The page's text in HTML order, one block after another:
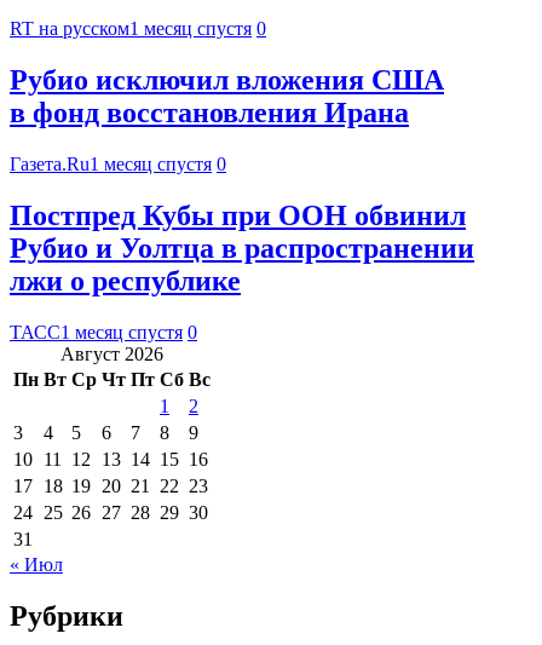
RT на русском1 месяц спустя 0
Рубио исключил вложения США
в фонд восстановления Ирана
Газета.Ru1 месяц спустя 0
Постпред Кубы при ООН обвинил
Рубио и Уолтца в распространении
лжи о республике
ТАСС1 месяц спустя 0
Август 2026
Пн Вт Ср Чт Пт Сб Вс
1
2
3
4 5 6 7 8
9
10 11 12 13 14 15 16
17 18 19 20 21 22 23
24 25 26 27 28 29 30
31
« Июл
Рубрики